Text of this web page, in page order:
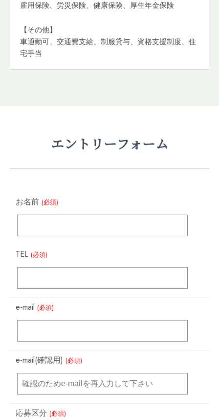
雇用保険、労災保険、健康保険、厚生年金保険
【その他】
車通勤可、交通費支給、制服貸与、資格支援制度、住
宅手当
エントリーフォーム
お名前 (必須)
TEL (必須)
e-mail (必須)
e-mail(確認用) (必須)
応募区分 (必須)